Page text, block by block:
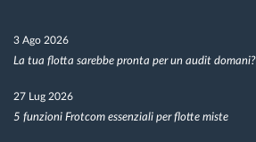
3 Ago 2026
La tua flotta sarebbe pronta per un audit domani?
27 Lug 2026
5 funzioni Frotcom essenziali per flotte miste